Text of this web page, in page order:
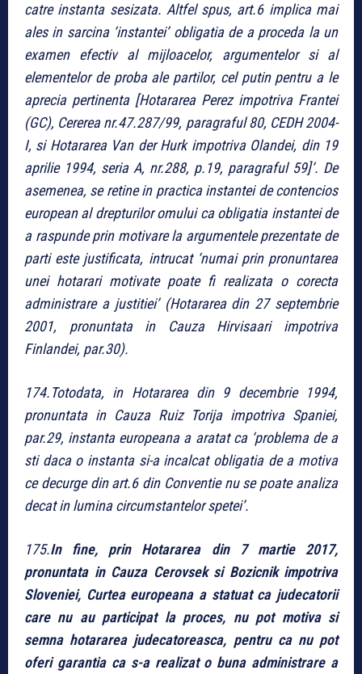
catre instanta sesizata. Altfel spus, art.6 implica mai
ales in sarcina ‘instantei’ obligatia de a proceda la un
examen efectiv al mijloacelor, argumentelor si al
elementelor de proba ale partilor, cel putin pentru a le
aprecia pertinenta [Hotararea Perez impotriva Frantei
(GC), Cererea nr.47.287/99, paragraful 80, CEDH 2004-
I, si Hotararea Van der Hurk impotriva Olandei, din 19
aprilie 1994, seria A, nr.288, p.19, paragraful 59]’. De
asemenea, se retine in practica instantei de contencios
european al drepturilor omului ca obligatia instantei de
a raspunde prin motivare la argumentele prezentate de
parti este justificata, intrucat ‘numai prin pronuntarea
unei hotarari motivate poate fi realizata o corecta
administrare a justitiei’ (Hotararea din 27 septembrie
2001, pronuntata in Cauza Hirvisaari impotriva
Finlandei, par.30).
174.Totodata, in Hotararea din 9 decembrie 1994,
pronuntata in Cauza Ruiz Torija impotriva Spaniei,
par.29, instanta europeana a aratat ca ‘problema de a
sti daca o instanta si-a incalcat obligatia de a motiva
ce decurge din art.6 din Conventie nu se poate analiza
decat in lumina circumstantelor spetei’.
175.In fine, prin Hotararea din 7 martie 2017,
pronuntata in Cauza Cerovsek si Bozicnik impotriva
Sloveniei, Curtea europeana a statuat ca judecatorii
care nu au participat la proces, nu pot motiva si
semna hotararea judecatoreasca, pentru ca nu pot
oferi garantia ca s-a realizat o buna administrare a